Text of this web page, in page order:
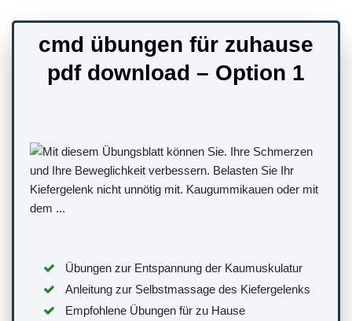
cmd übungen für zuhause
pdf download – Option 1
Übungen zur Entspannung der Kaumuskulatur
Anleitung zur Selbstmassage des Kiefergelenks
Empfohlene Übungen für zu Hause